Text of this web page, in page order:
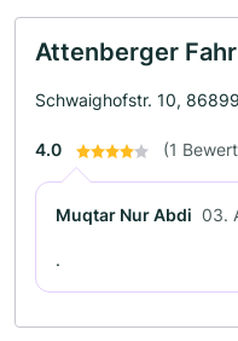
Attenberger
Schwaighofstr. 10,
4.0 (1
Muqtar Nur Abdi 03.
.